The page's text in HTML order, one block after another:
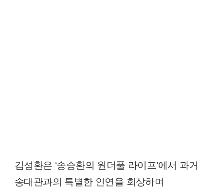
김성환은 ‘송승환의 원더풀 라이프’에서 과거
송대관과의 특별한 인연을 회상하며